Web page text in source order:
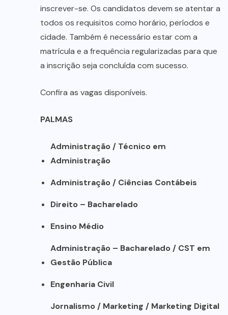
inscrever-se. Os candidatos devem se atentar a
todos os requisitos como horário, períodos e
cidade. Também é necessário estar com a
matrícula e a frequência regularizadas para que
a inscrição seja concluída com sucesso.
Confira as vagas disponíveis.
PALMAS
Administração / Técnico em
Administração
Administração / Ciências Contábeis
Direito – Bacharelado
Ensino Médio
Administração – Bacharelado / CST em
Gestão Pública
Engenharia Civil
Jornalismo / Marketing / Marketing Digital